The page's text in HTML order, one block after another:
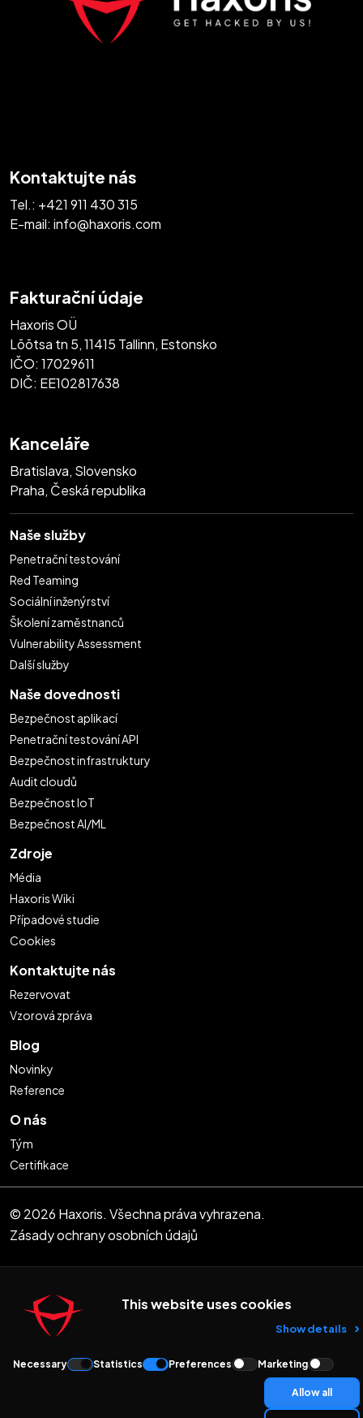
Kontaktujte nás
Tel.: +421 911 430 315
E-mail: info@haxoris.com
Fakturační údaje
Haxoris OÜ
Lõõtsa tn 5, 11415 Tallinn, Estonsko
IČO: 17029611
DIČ: EE102817638
Kanceláře
Bratislava, Slovensko
Praha, Česká republika
Naše služby
Penetrační testování
Red Teaming
Sociální inženýrství
Školení zaměstnanců
Vulnerability Assessment
Další služby
Naše dovednosti
Bezpečnost aplikací
Penetrační testování API
Bezpečnost infrastruktury
Audit cloudů
Bezpečnost IoT
Bezpečnost AI/ML
Zdroje
Média
Haxoris Wiki
Případové studie
Cookies
Kontaktujte nás
Rezervovat
Vzorová zpráva
Blog
Novinky
Reference
O nás
Tým
Certifikace
© 2026 Haxoris. Všechna práva vyhrazena.
Zásady ochrany osobních údajů
This website uses cookies
Show details
Necessary Statistics Preferences Marketing
Allow all